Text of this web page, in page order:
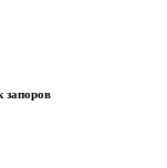
запоров